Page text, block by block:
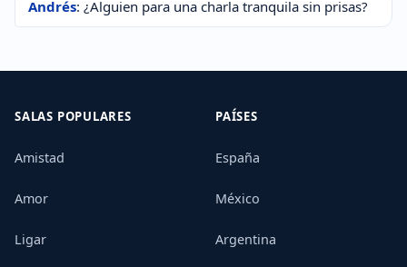
Andrés: ¿Alguien para una charla tranquila sin prisas?
SALAS POPULARES
Amistad
Amor
Ligar
PAÍSES
España
México
Argentina